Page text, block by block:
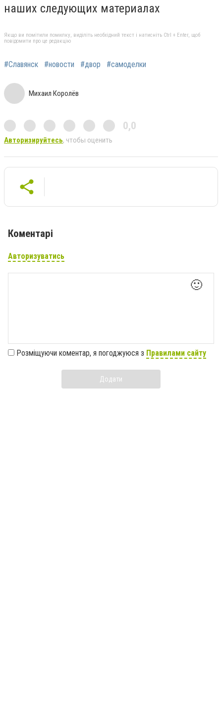
наших следующих материалах
Якщо ви помітили помилку, виділіть необхідний текст і натисніть Ctrl + Enter, щоб
повідомити про це редакцію
#Славянск #новости #двор #самоделки
Михаил Королёв
0,0
Авторизируйтесь, чтобы оценить
Коментарі
Авторизуватись
🙂
Розміщуючи коментар, я погоджуюся з Правилами сайту
Додати